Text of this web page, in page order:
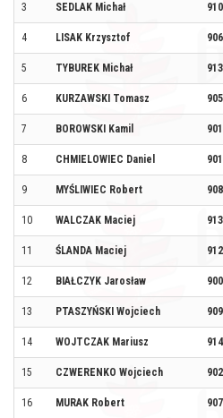
3 SEDLAK Michał
4 LISAK Krzysztof
5 TYBUREK Michał
6 KURZAWSKI Tomasz
7 BOROWSKI Kamil
8 CHMIELOWIEC Daniel
9 MYŚLIWIEC Robert
10 WALCZAK Maciej
11 ŚLANDA Maciej
12 BIAŁCZYK Jarosław
13 PTASZYŃSKI Wojciech
14 WOJTCZAK Mariusz
15 CZWERENKO Wojciech
16 MURAK Robert